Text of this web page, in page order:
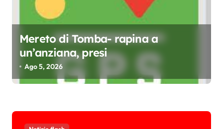
Mereto di Tomba- rapina a
un’anziana, presi
Ago 5, 2026